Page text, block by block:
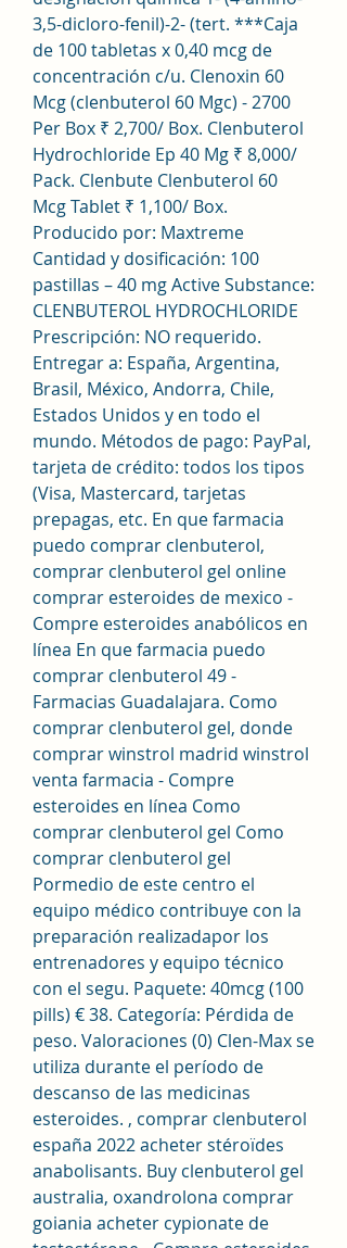
3,5-dicloro-fenil)-2- (tert. ***Caja
de 100 tabletas x 0,40 mcg de
concentración c/u. Clenoxin 60
Mcg (clenbuterol 60 Mgc) - 2700
Per Box ₹ 2,700/ Box. Clenbuterol
Hydrochloride Ep 40 Mg ₹ 8,000/
Pack. Clenbute Clenbuterol 60
Mcg Tablet ₹ 1,100/ Box.
Producido por: Maxtreme
Cantidad y dosificación: 100
pastillas – 40 mg Active Substance:
CLENBUTEROL HYDROCHLORIDE
Prescripción: NO requerido.
Entregar a: España, Argentina,
Brasil, México, Andorra, Chile,
Estados Unidos y en todo el
mundo. Métodos de pago: PayPal,
tarjeta de crédito: todos los tipos
(Visa, Mastercard, tarjetas
prepagas, etc. En que farmacia
puedo comprar clenbuterol,
comprar clenbuterol gel online
comprar esteroides de mexico -
Compre esteroides anabólicos en
línea En que farmacia puedo
comprar clenbuterol 49 -
Farmacias Guadalajara. Como
comprar clenbuterol gel, donde
comprar winstrol madrid winstrol
venta farmacia - Compre
esteroides en línea Como
comprar clenbuterol gel Como
comprar clenbuterol gel
Pormedio de este centro el
equipo médico contribuye con la
preparación realizadapor los
entrenadores y equipo técnico
con el segu. Paquete: 40mcg (100
pills) € 38. Categoría: Pérdida de
peso. Valoraciones (0) Clen-Max se
utiliza durante el período de
descanso de las medicinas
esteroides. , comprar clenbuterol
españa 2022 acheter stéroïdes
anabolisants. Buy clenbuterol gel
australia, oxandrolona comprar
goiania acheter cypionate de